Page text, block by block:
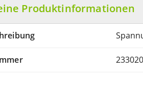
Produktinformationen